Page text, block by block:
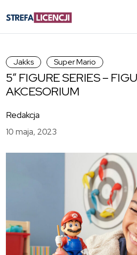
Jakks Super Mario
5” FIGURE SERIES –
AKCESORIUM
Redakcja
10 maja, 2023